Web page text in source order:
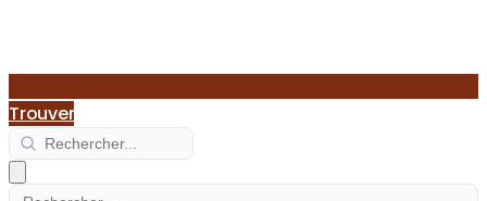
Trouver